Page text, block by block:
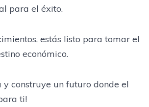
para el éxito.
estás listo para tomar el
económico.
y construye un futuro donde el
ti!